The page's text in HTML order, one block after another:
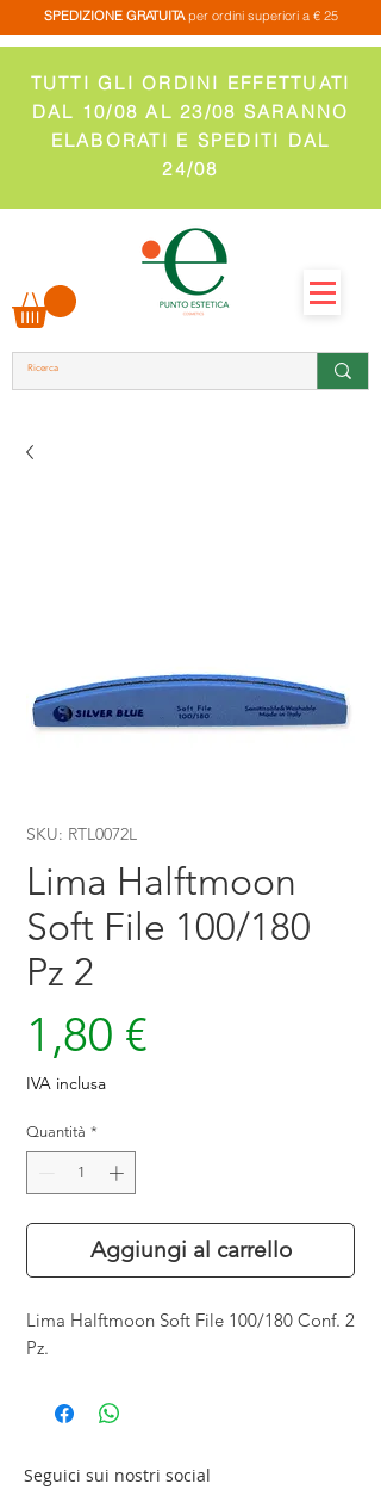
SPEDIZIONE GRATUITAper ordini superiori a € 25
TUTTI GLI ORDINI EFFETTUATI
DAL 10/08 AL 23/08 SARANNO
ELABORATI E SPEDITI DAL
24/08
SKU: RTL0072L
Lima Halftmoon
Soft File 100/180
Pz 2
1,80 €
IVA inclusa
Quantità *
Aggiungi al carrello
Lima Halftmoon Soft File 100/180 Conf. 2
Pz.
Seguici sui nostri social